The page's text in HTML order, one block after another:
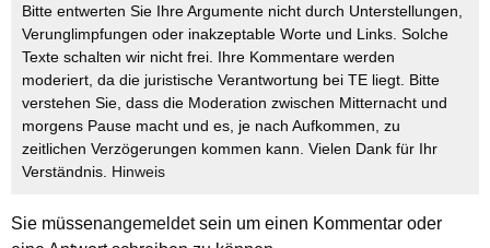
Bitte entwerten Sie Ihre Argumente nicht durch Unterstellungen,
Verunglimpfungen oder inakzeptable Worte und Links. Solche
Texte schalten wir nicht frei. Ihre Kommentare werden
moderiert, da die juristische Verantwortung bei TE liegt. Bitte
verstehen Sie, dass die Moderation zwischen Mitternacht und
morgens Pause macht und es, je nach Aufkommen, zu
zeitlichen Verzögerungen kommen kann. Vielen Dank für Ihr
Verständnis. Hinweis
Sie müssenangemeldetsein um einen Kommentar oder